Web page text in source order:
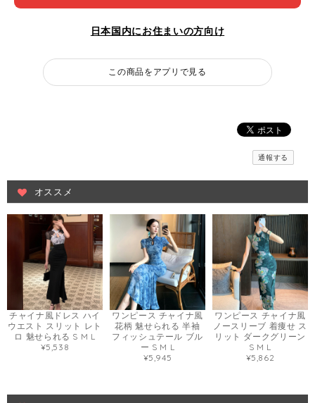
日本国内にお住まいの方向け
この商品をアプリで見る
通報する
オススメ
チャイナ風ドレス ハイ
ウエスト スリット レト
ロ 魅せられる S M L
¥5,538
ワンピース チャイナ風
花柄 魅せられる 半袖
フィッシュテール ブル
ー S M L
¥5,945
ワンピース チャイナ風
ノースリーブ 着痩せ ス
リット ダークグリーン
S M L
¥5,862